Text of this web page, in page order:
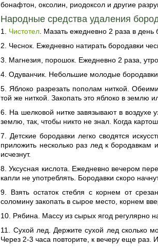
бонафтон, оксолин, риодоксол и другие
Народные средства удаления
1. Чистотел . Мазать ежедневно 2 раза в день
2. Чеснок. Ежедневно натирать бородавки
3. Магнезия, порошок. Ежедневно 2 раза,
4. Одуванчик. Небольшие молодые бородавки
5. Яблоко разрезать пополам ниткой.
той же ниткой. Закопать это яблоко в землю
6. На шелковой нитке завязывают в воздухе
землю, так, чтобы никто не знал. Когда
7. Детские бородавки легко сводятся
приложить несколько раз лед к бородавкам
исчезнут.
8. Уксусная кислота. Ежедневно вечером
капли не употреблять. Бородавки скоро
9. Взять остаток стебля с корнем от
соломину закопать в сырое место, корнем
10. Рябина. Массу из сырых ягод регулярно
11. Сухой лед. Держите сухой лед сколько
Через 2-3 часа повторите, к вечеру еще раз.